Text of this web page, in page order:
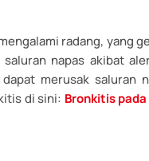
radang, yang
saluran napas akibat
merusak saluran
di sini: Bronkitis